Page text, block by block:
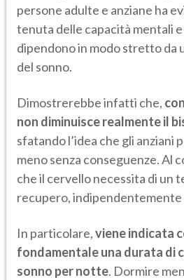
persone adulte e anziane ha
tenuta delle capacità mentali
dipendono in modo stretto da
del sonno.
Dimostrerebbe infatti che,
non diminuisce realmente il
sfatando l’idea che gli anziani
meno senza conseguenze. Al
che il cervello necessita di un
recupero, indipendentemente
In particolare,viene indicata
fondamentale una durata di
sonno per notte. Dormire